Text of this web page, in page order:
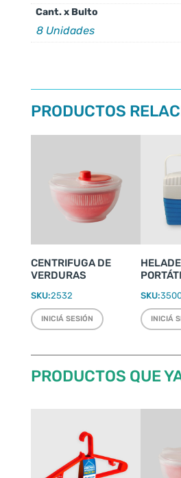
Cant. x Bulto
8 Unidades
PRODUCTOS
CENTRIFUGA DE
VERDURAS
SKU:2532
INICIÁ SESIÓN
SKU:
INICIÁ
PRODUCTOS QUE